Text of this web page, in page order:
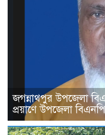
জগন্নাথপুর উপজেলা
প্রয়াণে উপজেলা